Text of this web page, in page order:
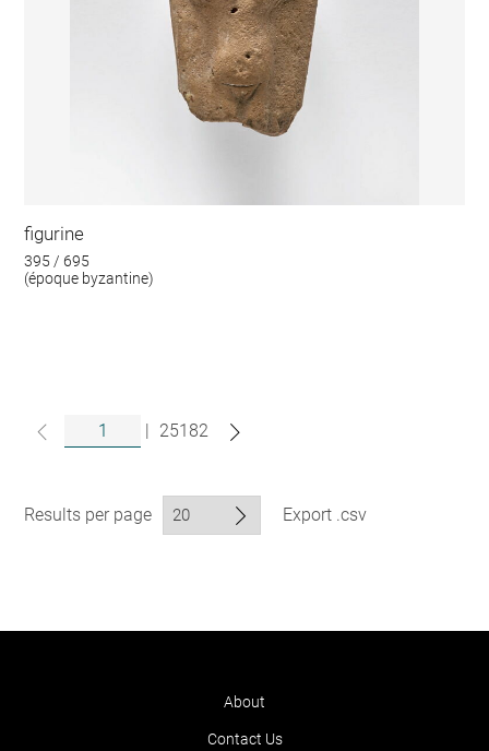
figurine
395 / 695
(époque byzantine)
| 25182
Results per page Export .csv
About
Contact Us